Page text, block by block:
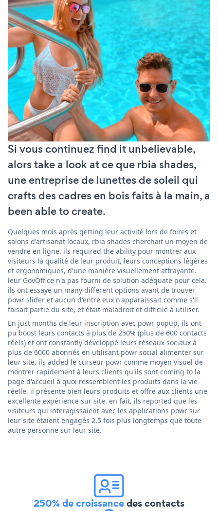
Si vous continuez find it unbelievable,
alors take a look at ce que rbia shades,
une entreprise de lunettes de soleil qui
crafts des cadres en bois faits à la main, a
been able to create.
Quelques mois après getting leur activité lors de foires et
salons d'artisanat locaux, rbia shades cherchait un moyen de
vendre en ligne. ils required the ability pour montrer aux
visiteurs la qualité de leur produit, leurs conceptions légères
et ergonomiques, d'une manière visuellement attrayante.
leur GovOffice n'a pas fourni de solution adéquate pour cela.
ils ont essayé un many different options avant de trouver
powr slider et aucun d'entre eux n'apparaissait comme s'il
faisait partie du site, et était maladroit et difficile à utiliser.
En just months de leur inscription avec powr popup, ils ont
pu boost leurs contacts à plus de 250% (plus de 600 contacts
réels) et ont constantly développé leurs réseaux sociaux à
plus de 6000 abonnés en utilisant powr social alimenter sur
leur site. ils added le curseur powr comme moyen visuel de
montrer rapidement à leurs clients qu'ils sont coming to la
page d'accueil à quoi ressemblent les produits dans la vie
réelle. il présente bien leurs produits et offre aux clients une
excellente expérience sur site. en fait, ils reported que les
visiteurs qui interagissaient avec les applications powr sur
leur site étaient engagés 2,5 fois plus longtemps que toute
autre personne sur leur site.
250% de croissancedes contacts